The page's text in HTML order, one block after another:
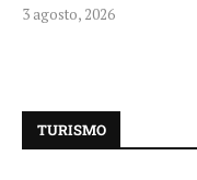
3 agosto, 2026
TURISMO